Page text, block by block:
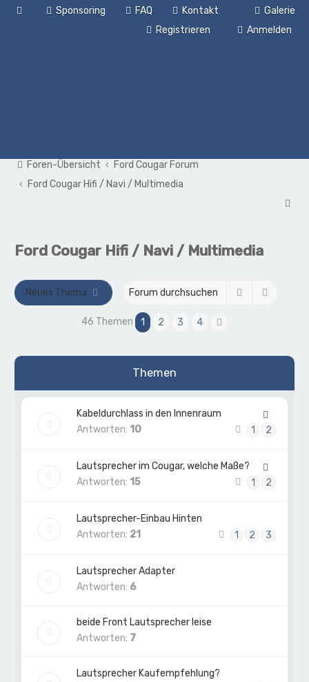
Galerie
Sponsoring FAQ
Kontakt
Anmelden
Registrieren
Foren-Übersicht
Ford Cougar Forum
Ford Cougar Hifi / Navi / Multimedia
Ford Cougar Hifi / Navi / Multimedia
Neues Thema Suche
46 Themen 1 2 3 4
Themen
Kabeldurchlass in den Innenraum
Antworten: 10 1 2
Lautsprecher im Cougar, welche Maße?
Antworten: 15 1 2
Lautsprecher-Einbau Hinten
Antworten: 21 1 2 3
Lautsprecher Adapter
Antworten: 6
beide Front Lautsprecher leise
Antworten: 7
Lautsprecher Kaufempfehlung?